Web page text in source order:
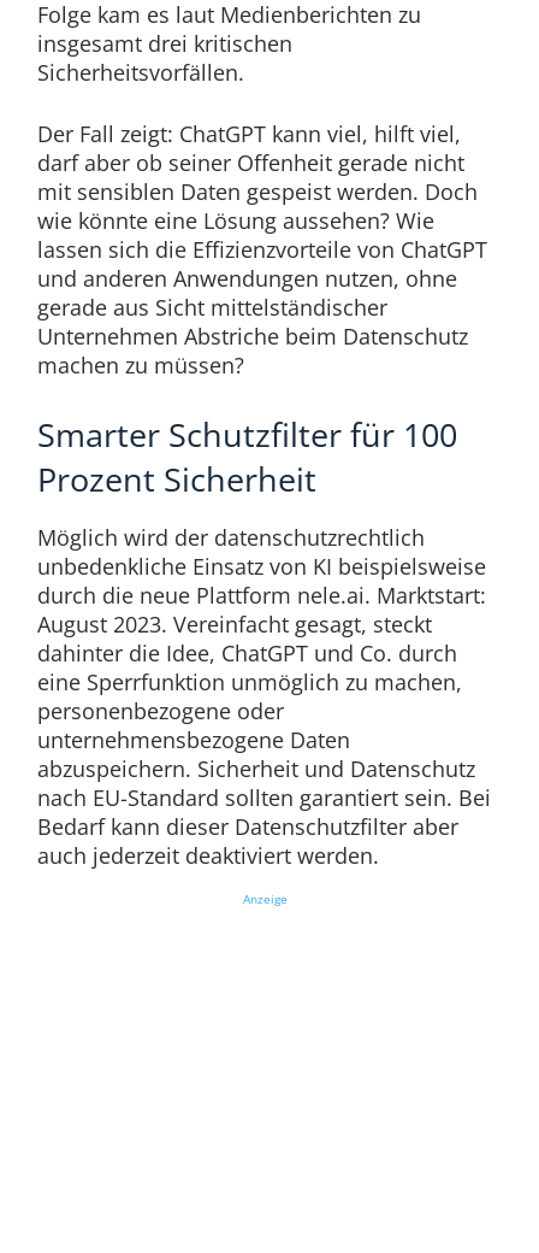
Folge kam es laut Medienberichten zu
insgesamt drei kritischen
Sicherheitsvorfällen.
Der Fall zeigt: ChatGPT kann viel, hilft viel,
darf aber ob seiner Offenheit gerade nicht
mit sensiblen Daten gespeist werden. Doch
wie könnte eine Lösung aussehen? Wie
lassen sich die Effizienzvorteile von ChatGPT
und anderen Anwendungen nutzen, ohne
gerade aus Sicht mittelständischer
Unternehmen Abstriche beim Datenschutz
machen zu müssen?
Smarter Schutzfilter für 100
Prozent Sicherheit
Möglich wird der datenschutzrechtlich
unbedenkliche Einsatz von KI beispielsweise
durch die neue Plattform nele.ai. Marktstart:
August 2023. Vereinfacht gesagt, steckt
dahinter die Idee, ChatGPT und Co. durch
eine Sperrfunktion unmöglich zu machen,
personenbezogene oder
unternehmensbezogene Daten
abzuspeichern. Sicherheit und Datenschutz
nach EU-Standard sollten garantiert sein. Bei
Bedarf kann dieser Datenschutzfilter aber
auch jederzeit deaktiviert werden.
Anzeige